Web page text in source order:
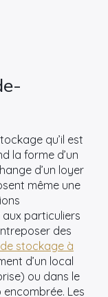
qu’il est
la forme d’un
d’un loyer
même une
particuliers
des
stockage à
d’un local
ou dans le
Les